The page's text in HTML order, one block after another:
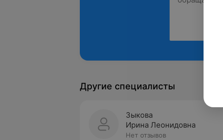
Другие специалисты
Зыкова
Ирина Леонидовна
Нет отзывов